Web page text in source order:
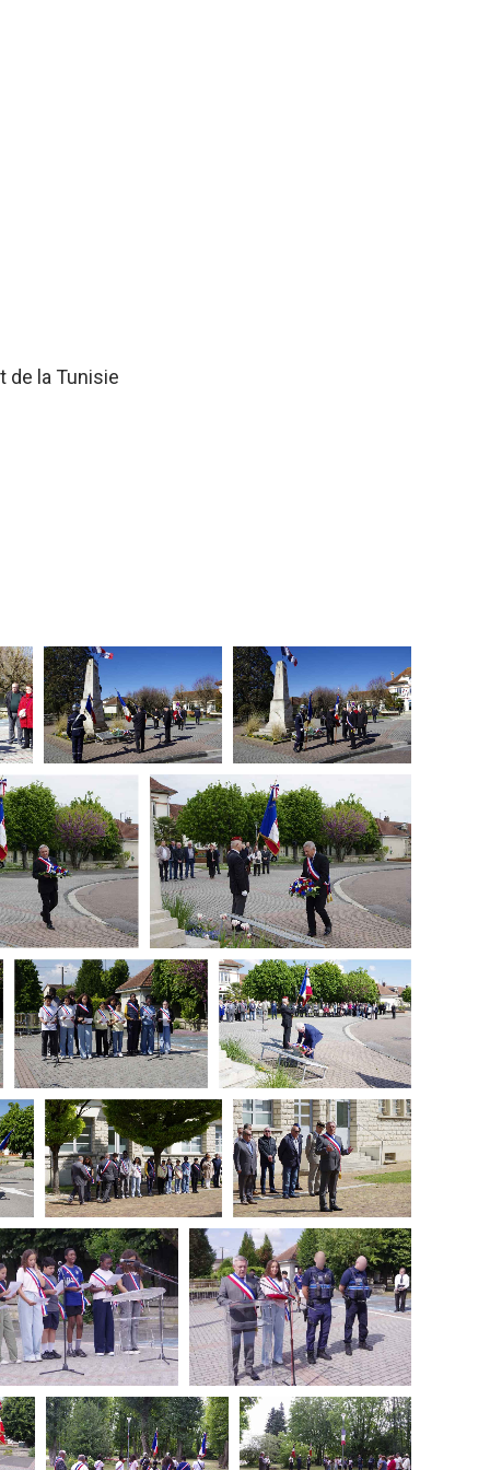
de la Tunisie